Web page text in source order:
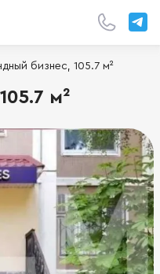
бизнес, 105.7 м²
м²